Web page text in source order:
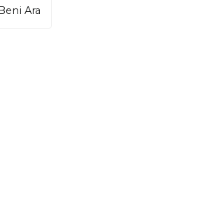
Ara